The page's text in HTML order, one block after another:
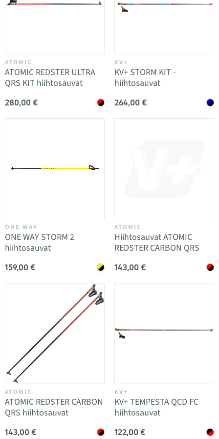
ATOMIC
ATOMIC REDSTER ULTRA
QRS KIT hiihtosauvat
280,00 €
KV+
KV+ STORM KIT -
hiihtosauvat
264,00 €
ONE WAY
ONE WAY STORM 2
hiihtosauvat
159,00 €
ATOMIC
Hiihtosauvat ATOMIC
REDSTER CARBON QRS
143,00 €
ATOMIC
ATOMIC REDSTER CARBON
QRS hiihtosauvat
143,00 €
KV+
KV+ TEMPESTA QCD FC
hiihtosauvat
122,00 €